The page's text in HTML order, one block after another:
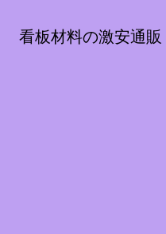
看板材料の激安通販